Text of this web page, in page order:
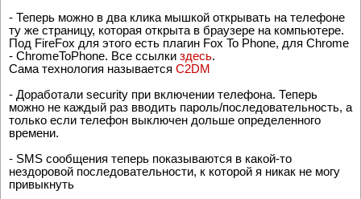
- Теперь можно в два клика мышкой открывать на телефоне
ту же страницу, которая открыта в браузере на компьютере.
Под FireFox для этого есть плагин Fox To Phone, для Chrome
- ChromeToPhone. Все ссылки здесь.
Сама технология называется C2DM
- Доработали security при включении телефона. Теперь
можно не каждый раз вводить пароль/последовательность, а
только если телефон выключен дольше определенного
времени.
- SMS сообщения теперь показываются в какой-то
нездоровой последовательности, к которой я никак не могу
привыкнуть